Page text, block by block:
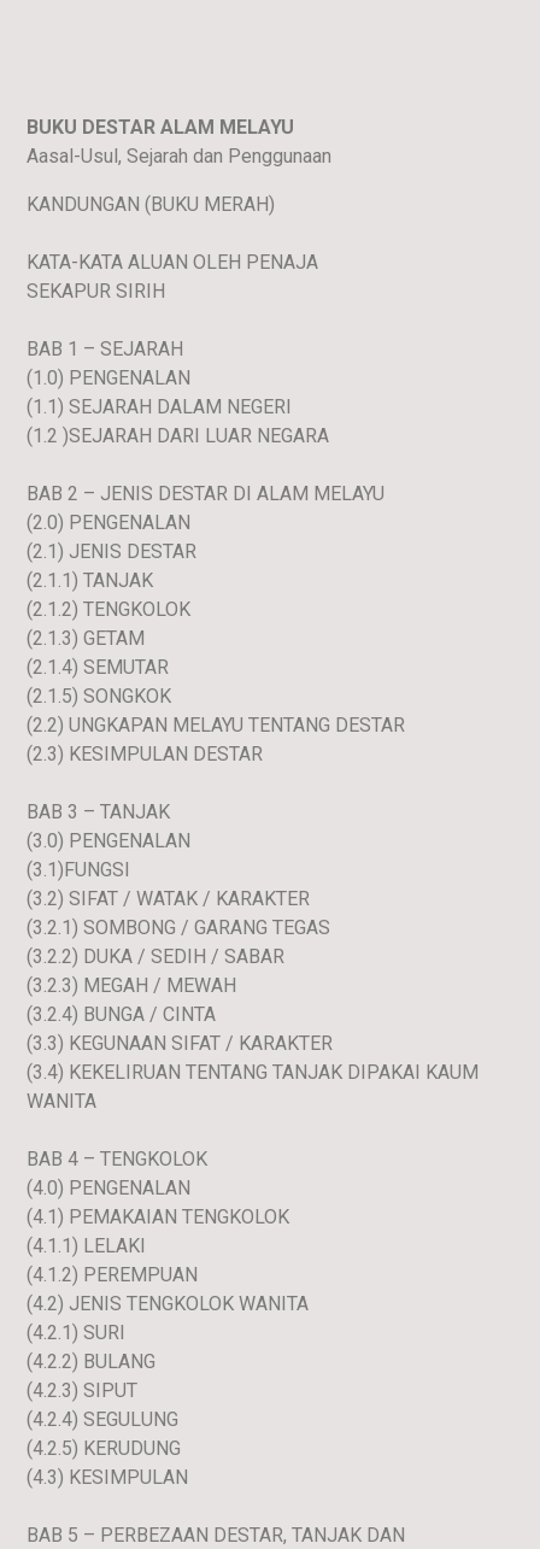
BUKU DESTAR ALAM MELAYU
Aasal-Usul, Sejarah dan Penggunaan
KANDUNGAN (BUKU MERAH)
KATA-KATA ALUAN OLEH PENAJA
SEKAPUR SIRIH
BAB 1 – SEJARAH
(1.0) PENGENALAN
(1.1) SEJARAH DALAM NEGERI
(1.2 )SEJARAH DARI LUAR NEGARA
BAB 2 – JENIS DESTAR DI ALAM MELAYU
(2.0) PENGENALAN
(2.1) JENIS DESTAR
(2.1.1) TANJAK
(2.1.2) TENGKOLOK
(2.1.3) GETAM
(2.1.4) SEMUTAR
(2.1.5) SONGKOK
(2.2) UNGKAPAN MELAYU TENTANG DESTAR
(2.3) KESIMPULAN DESTAR
BAB 3 – TANJAK
(3.0) PENGENALAN
(3.1)FUNGSI
(3.2) SIFAT / WATAK / KARAKTER
(3.2.1) SOMBONG / GARANG TEGAS
(3.2.2) DUKA / SEDIH / SABAR
(3.2.3) MEGAH / MEWAH
(3.2.4) BUNGA / CINTA
(3.3) KEGUNAAN SIFAT / KARAKTER
(3.4) KEKELIRUAN TENTANG TANJAK DIPAKAI KAUM
WANITA
BAB 4 – TENGKOLOK
(4.0) PENGENALAN
(4.1) PEMAKAIAN TENGKOLOK
(4.1.1) LELAKI
(4.1.2) PEREMPUAN
(4.2) JENIS TENGKOLOK WANITA
(4.2.1) SURI
(4.2.2) BULANG
(4.2.3) SIPUT
(4.2.4) SEGULUNG
(4.2.5) KERUDUNG
(4.3) KESIMPULAN
BAB 5 – PERBEZAAN DESTAR, TANJAK DAN